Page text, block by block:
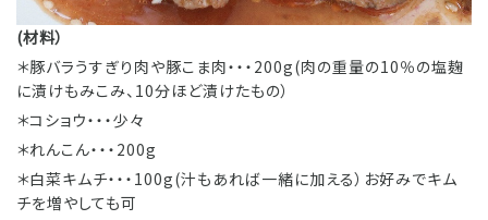
(材料）
＊豚バラうすぎり肉や豚こま肉・・・200g(肉の重量の10％の塩麹
に漬けもみこみ、10分ほど漬けたもの）
＊コショウ・・・少々
＊れんこん・・・200g
＊白菜キムチ・・・100g(汁もあれば一緒に加える）お好みでキム
チを増やしても可